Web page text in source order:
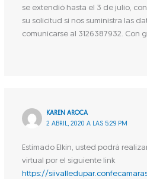
se extendió hasta el 3 de julio,
su solicitud si nos suministra las
comunicarse al 3126387932. Con
KAREN AROCA
2 ABRIL, 2020 A LAS 5:29 PM
Estimado Elkin, usted podrá
virtual por el siguiente link
https://